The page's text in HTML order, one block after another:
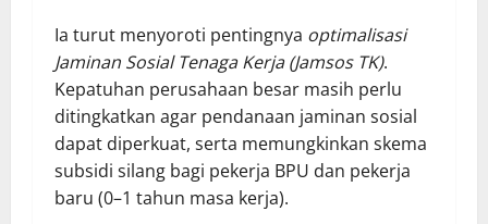
Ia turut menyoroti pentingnya optimalisasi
Jaminan Sosial Tenaga Kerja (Jamsos TK).
Kepatuhan perusahaan besar masih perlu
ditingkatkan agar pendanaan jaminan sosial
dapat diperkuat, serta memungkinkan skema
subsidi silang bagi pekerja BPU dan pekerja
baru (0–1 tahun masa kerja).